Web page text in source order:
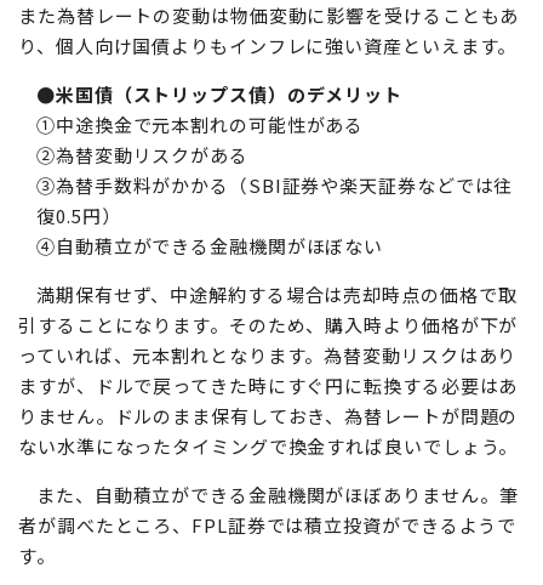
また為替レートの変動は物価変動に影響を受けることもあ
り、個人向け国債よりもインフレに強い資産といえます。
●米国債（ストリップス債）のデメリット
①中途換金で元本割れの可能性がある
②為替変動リスクがある
③為替手数料がかかる（SBI証券や楽天証券などでは往
復0.5円）
④自動積立ができる金融機関がほぼない
満期保有せず、中途解約する場合は売却時点の価格で取
引することになります。そのため、購入時より価格が下が
っていれば、元本割れとなります。為替変動リスクはあり
ますが、ドルで戻ってきた時にすぐ円に転換する必要はあ
りません。ドルのまま保有しておき、為替レートが問題の
ない水準になったタイミングで換金すれば良いでしょう。
また、自動積立ができる金融機関がほぼありません。筆
者が調べたところ、FPL証券では積立投資ができるようで
す。